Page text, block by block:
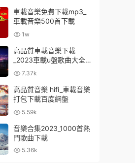
車載音樂免費下載mp3_
車載音樂500首下載
1w
高品質車載音樂下載
_2023車載u盤歌曲大全下
載 7.37k
高品質音樂 hifi_車載音樂
打包下載百度網盤
5.59k
音樂合集2023_1000首熱
門歌曲下載
5.36k